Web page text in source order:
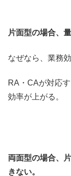
片面型の場合、
なぜなら、業務
RA・CAが対応
効率が上がる。
両面型の場合、
きない。